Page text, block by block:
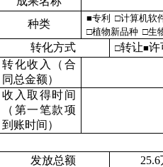
种类
■专利 □计算机软
□植物新品种 □生
转化方式 □转让■许
转化收入（合
同总金额）
收入取得时间
（第一笔款项
到账时间）
发放总额
25.6